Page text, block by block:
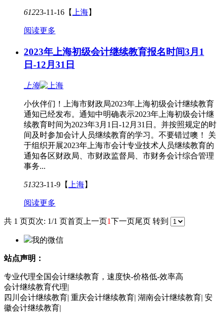
61223-11-16 【 上海】
阅读更多
2023年上海初级会计继续教育报名时间3月1
日-12月31日
上海
小伙伴们！上海市财政局2023年上海初级会计继续教育
通知已经发布。通知中明确表示2023年上海初级会计继
续教育时间为2023年3月1日-12月31日。并按照规定的时
间及时参加会计人员继续教育的学习。不要错过噢！ 关
于组织开展2023年上海市会计专业技术人员继续教育的
通知各区财政局、市财政监督局、市财务会计综合管理
事务...
51323-11-9 【 上海】
阅读更多
共 1 页页次: 1/1 页首页 上一页1下一页尾页 转到
我的微信
站点声明：
专业代理全国会计继续教育，速度快-价格低-效率高
会计继续教育代理|
四川会计继续教育| 重庆会计继续教育| 湖南会计继续教育| 安
徽会计继续教育|